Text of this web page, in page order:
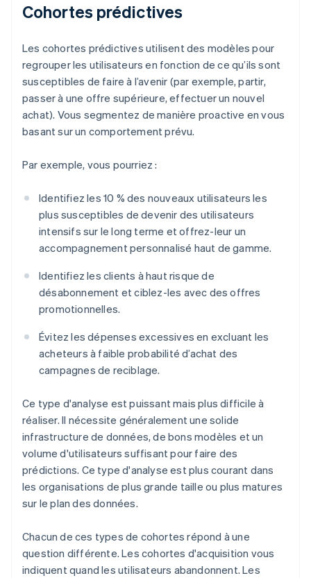
Cohortes prédictives
Les cohortes prédictives utilisent des modèles pour
regrouper les utilisateurs en fonction de ce qu’ils sont
susceptibles de faire à l’avenir (par exemple, partir,
passer à une offre supérieure, effectuer un nouvel
achat). Vous segmentez de manière proactive en vous
basant sur un comportement prévu.
Par exemple, vous pourriez :
Identifiez les 10 % des nouveaux utilisateurs les
plus susceptibles de devenir des utilisateurs
intensifs sur le long terme et offrez-leur un
accompagnement personnalisé haut de gamme.
Identifiez les clients à haut risque de
désabonnement et ciblez-les avec des offres
promotionnelles.
Évitez les dépenses excessives en excluant les
acheteurs à faible probabilité d’achat des
campagnes de reciblage.
Ce type d'analyse est puissant mais plus difficile à
réaliser. Il nécessite généralement une solide
infrastructure de données, de bons modèles et un
volume d'utilisateurs suffisant pour faire des
prédictions. Ce type d'analyse est plus courant dans
les organisations de plus grande taille ou plus matures
sur le plan des données.
Chacun de ces types de cohortes répond à une
question différente. Les cohortes d'acquisition vous
indiquent quand les utilisateurs abandonnent. Les